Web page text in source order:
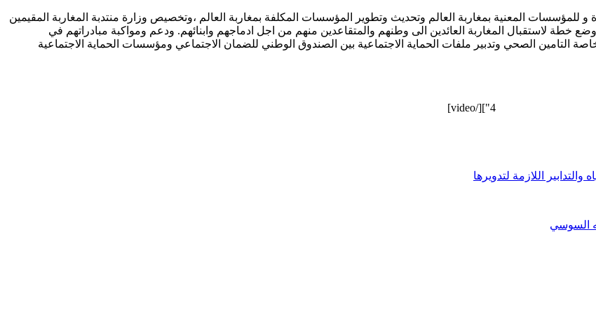
المعنية بمغاربة العالم وتحديث وتطوير المؤسسات المكلفة بمغاربة العالم ،وتخصيص وزارة منتدبة المغاربة المقيمين
لاستقبال المغاربة العائدين الى وطنهم والمتقاعدين منهم من اجل ادماجهم وابنائهم. ودعم ومواكبة مبادراتهم في
خاصة التامين الصحي وتدبير ملفات الحماية الاجتماعية بين الصندوق الوطني للضمان الاجتماعي ومؤسسات الحماية الاجتماعية
4"][/video]
اللازمة لتدويرها
السوسي